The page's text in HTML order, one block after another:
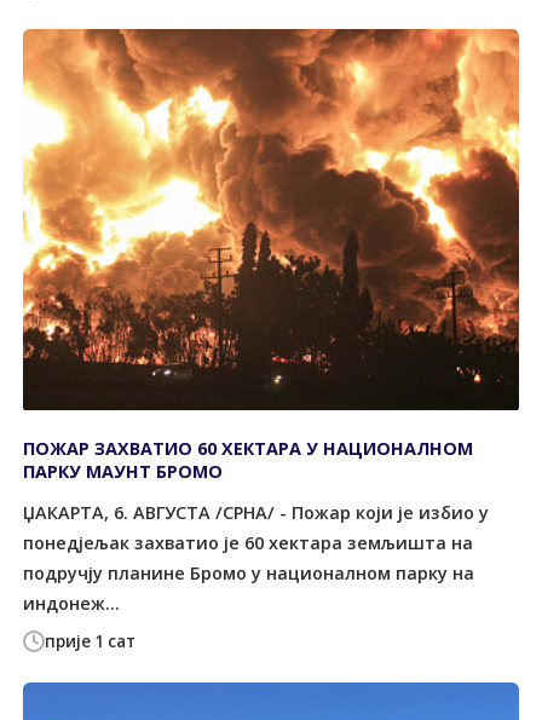
прије 1 сат
ПОЖАР ЗАХВАТИО 60 ХЕКТАРА У НАЦИОНАЛНОМ
ПАРКУ МАУНТ БРОМО
ЏАКАРТА, 6. АВГУСТА /СРНА/ - Пожар који је избио у
понедјељак захватио је 60 хектара земљишта на
подручју планине Бромо у националном парку на
индонеж...